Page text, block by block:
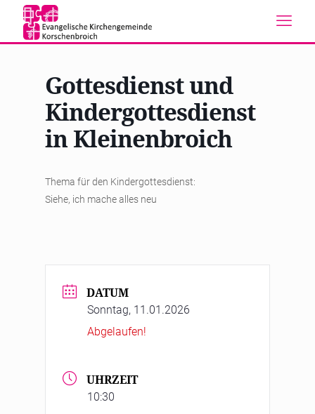
Gottesdienst und
Kindergottesdienst
in Kleinenbroich
Thema für den Kindergottesdienst:
Siehe, ich mache alles neu
DATUM
Sonntag, 11.01.2026
Abgelaufen!
UHRZEIT
10:30